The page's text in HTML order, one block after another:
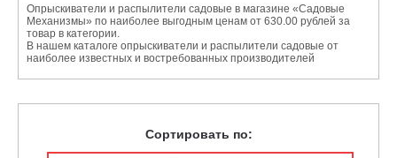
Опрыскиватели и распылители садовые в магазине «Садовые
Механизмы» по наиболее выгодным ценам от 630.00 рублей за
товар в категории.
В нашем каталоге опрыскиватели и распылители садовые от
наиболее известных и востребованных производителей
Сортировать по: